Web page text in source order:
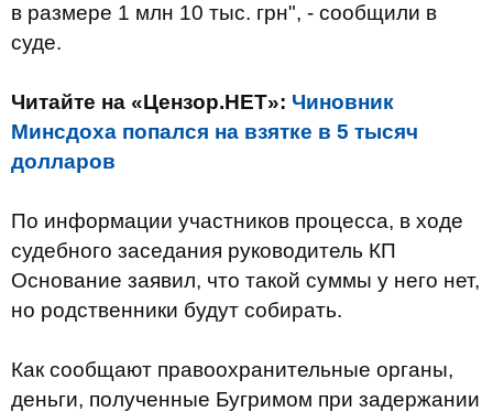
в размере 1 млн 10 тыс. грн", - сообщили в
суде.
Читайте на «Цензор.НЕТ»: Чиновник
Минсдоха попался на взятке в 5 тысяч
долларов
По информации участников процесса, в ходе
судебного заседания руководитель КП
Основание заявил, что такой суммы у него нет,
но родственники будут собирать.
Как сообщают правоохранительные органы,
деньги, полученные Бугримом при задержании